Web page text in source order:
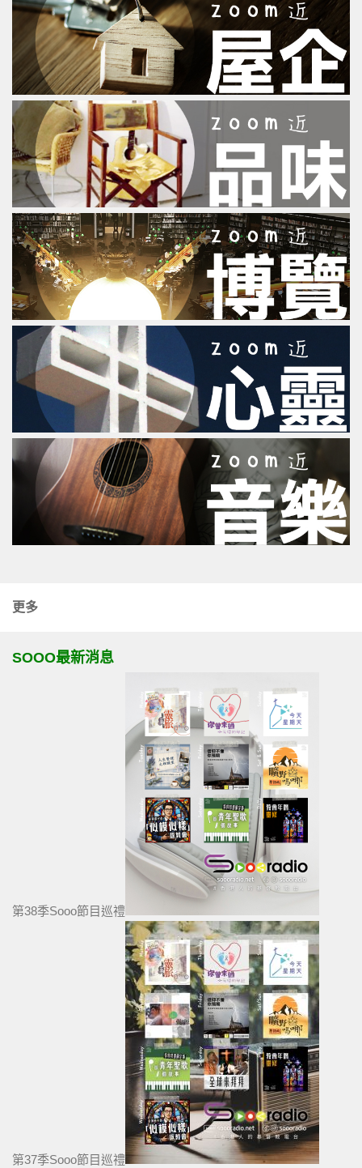
更多
SOOO最新消息
第38季Sooo節目巡禮
第37季Sooo節目巡禮